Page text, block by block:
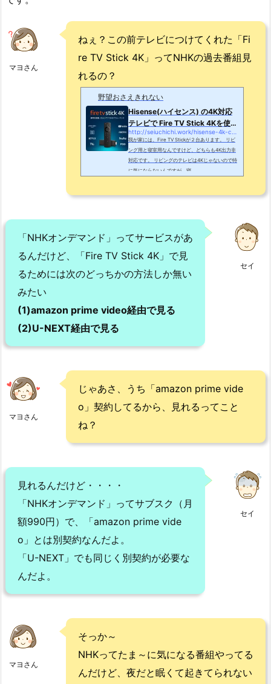
マヨさん
ねぇ？この前テレビにつけてくれた「Fi
re TV Stick 4K」ってNHKの過去番組見
れるの？
野望おさえきれない
Hisense(ハイセンス) の4K対応
テレビで Fire TV Stick 4Kを使う
| 野望おさえきれない
我が家には、Fire TV Stickが２台あります。 リビ
ング用と寝室用なんですけど、どちらも4K出力非
対応です。 リビングのテレビは4Kじゃないので特
に気にならないんですが、寝...
セイ
「NHKオンデマンド」ってサービスがあ
るんだけど、「Fire TV Stick 4K」で見
るためには次のどっちかの方法しか無い
みたい
(1)amazon prime video経由で見る
(2)U-NEXT経由で見る
マヨさん
じゃあさ、うち「amazon prime vide
o」契約してるから、見れるってこと
ね？
セイ
見れるんだけど・・・・
「NHKオンデマンド」ってサブスク（月
額990円）で、「amazon prime vide
o」とは別契約なんだよ。
「U-NEXT」でも同じく別契約が必要な
んだよ。
マヨさん
そっか～
NHKってたま～に気になる番組やってる
んだけど、夜だと眠くて起きてられない